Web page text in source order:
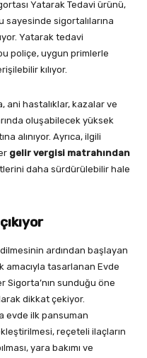
Yatarak Tedavi ürünü,
sayesinde sigortalılarına
Yatarak tedavi
poliçe, uygun primlerle
kılıyor.
ani hastalıklar, kazalar ve
oluşabilecek yüksek
alınıyor. Ayrıca, ilgili
gelir vergisi matrahından
daha sürdürülebilir hale
ardından başlayan
amacıyla tasarlanan Evde
Sigorta’nın sunduğu öne
dikkat çekiyor.
evde ilk pansuman
reçeteli ilaçların
yara bakımı ve